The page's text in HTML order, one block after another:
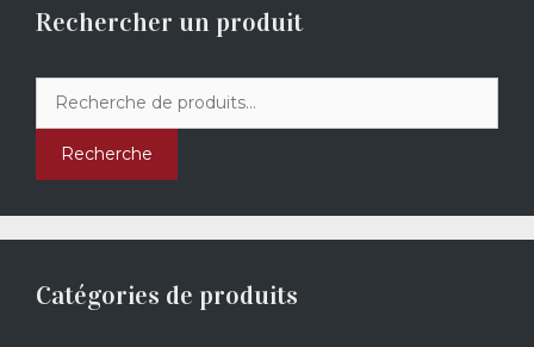
Rechercher un produit
pour :
Recherche
Catégories de produits